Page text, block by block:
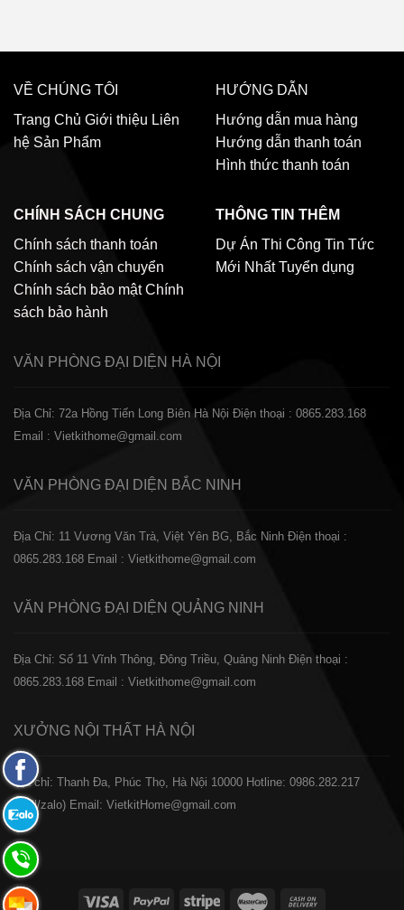
VỀ CHÚNG TÔI
Trang Chủ Giới thiệu Liên
hệ Sản Phẩm
HƯỚNG DẪN
Hướng dẫn mua hàng
Hướng dẫn thanh toán
Hình thức thanh toán
CHÍNH SÁCH CHUNG
Chính sách thanh toán
Chính sách vận chuyển
Chính sách bảo mật Chính
sách bảo hành
THÔNG TIN THÊM
Dự Án Thi Công Tin Tức
Mới Nhất Tuyển dụng
VĂN PHÒNG ĐẠI DIỆN HÀ NỘI
Địa Chỉ: 72a Hồng Tiến Long Biên Hà Nội Điện thoại : 0865.283.168
Email : Vietkithome@gmail.com
VĂN PHÒNG ĐẠI DIỆN BẮC NINH
Địa Chỉ: 11 Vương Văn Trà, Việt Yên BG, Bắc Ninh Điện thoại :
0865.283.168 Email : Vietkithome@gmail.com
VĂN PHÒNG ĐẠI DIỆN QUẢNG NINH
Địa Chỉ: Số 11 Vĩnh Thông, Đông Triều, Quảng Ninh Điện thoại :
0865.283.168 Email : Vietkithome@gmail.com
XƯỞNG NỘI THẤT HÀ NỘI
️Địa chỉ: Thanh Đa, Phúc Thọ, Hà Nội 10000 Hotline: 0986.282.217
(Call/zalo) Email: VietkitHome@gmail.com
Fanpage
Facebook
Zalo:
0865.283.168
Hotline:
0865.283.168
Hotline: